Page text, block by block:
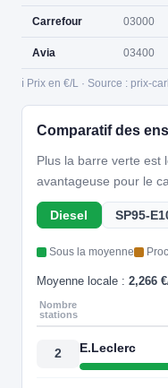
Carrefour 03000
Avia 03400
ℹ️ Prix en €/L · Source : prix-
Comparatif des
Plus la barre verte est
avantageuse pour le
Diesel SP95-
Sous la moyenne
Moyenne locale : 2,266
Nombre
stations
2 E.Leclerc